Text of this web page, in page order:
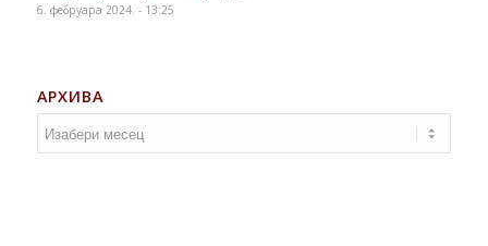
6. фебруара 2024. - 13:25
АРХИВА